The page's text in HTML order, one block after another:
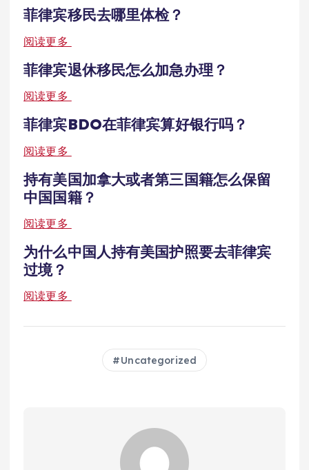
菲律宾移民去哪里体检？
阅读更多
菲律宾退休移民怎么加急办理？
阅读更多
菲律宾BDO在菲律宾算好银行吗？
阅读更多
持有美国加拿大或者第三国籍怎么保留
中国国籍？
阅读更多
为什么中国人持有美国护照要去菲律宾
过境？
阅读更多
Uncategorized